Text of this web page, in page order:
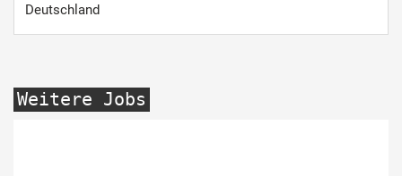
Deutschland
Weitere Jobs